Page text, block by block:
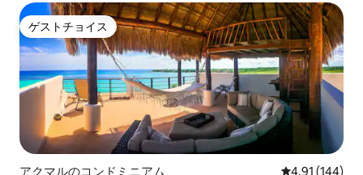
ゲストチョイス
ゲストチョイス
アクマルのコンドミニアム レビュー144
4.91 (144)